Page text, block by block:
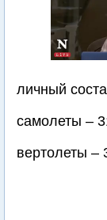
личный
самолеты –
вертолеты –